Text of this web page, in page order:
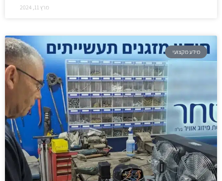
מרץ 11, 2024
מידע מקצועי